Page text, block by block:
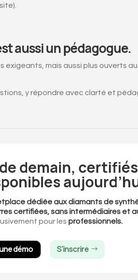
aussi un pédagogue.
exigeants, mais aussi plus ouverts au
y répondre avec clarté et
demain,
dédiée aux diamants de
certifiées, sans intermédiaires et
pour les professionnels.
démo S'inscrire